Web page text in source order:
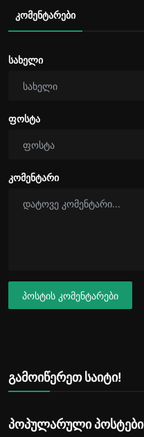
კომენტარები
სახელი
ფოსტა
კომენტარი
პოსტის კომენტარები
გამოიწერეთ საიტი!
პოპულარული პოსტები